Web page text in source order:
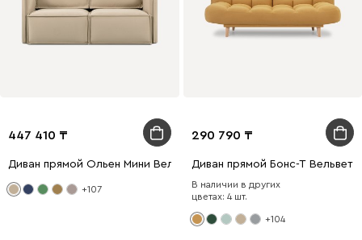
447 410
Диван прямой Ольен Мини Вельвет Бежевый
+107
290 790
Диван прямой Бонс-Т Вельвет
В наличии в других
цветах: 4 шт.
+104